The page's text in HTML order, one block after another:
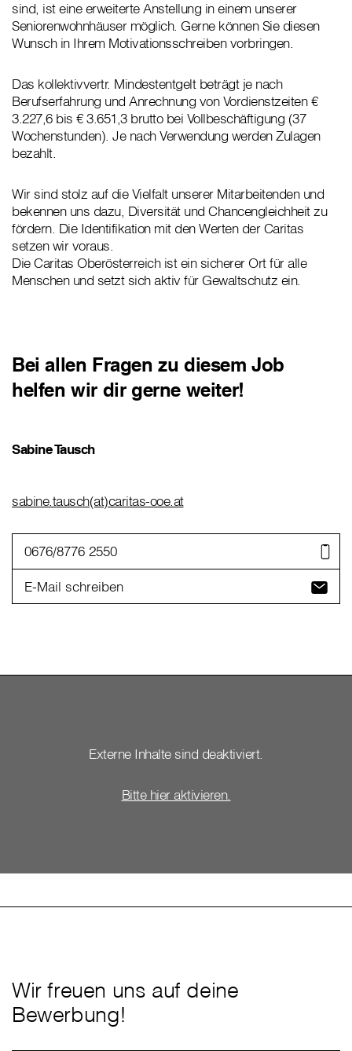
sind, ist eine erweiterte Anstellung in einem unserer
Seniorenwohnhäuser möglich. Gerne können Sie diesen
Wunsch in Ihrem Motivationsschreiben vorbringen.
Das kollektivvertr. Mindestentgelt beträgt je nach
Berufserfahrung und Anrechnung von Vordienstzeiten €
3.227,6 bis € 3.651,3 brutto bei Vollbeschäftigung (37
Wochenstunden). Je nach Verwendung werden Zulagen
bezahlt.
Wir sind stolz auf die Vielfalt unserer Mitarbeitenden und
bekennen uns dazu, Diversität und Chancengleichheit zu
fördern. Die Identifikation mit den Werten der Caritas
setzen wir voraus.
Die Caritas Oberösterreich ist ein sicherer Ort für alle
Menschen und setzt sich aktiv für Gewaltschutz ein.
Bei allen Fragen zu diesem Job
helfen wir dir gerne weiter!
Sabine Tausch
sabine.tausch(at)caritas-ooe.at
0676/8776 2550
E-Mail schreiben
Externe Inhalte sind deaktiviert.
Bitte hier aktivieren.
Wir freuen uns auf deine
Bewerbung!